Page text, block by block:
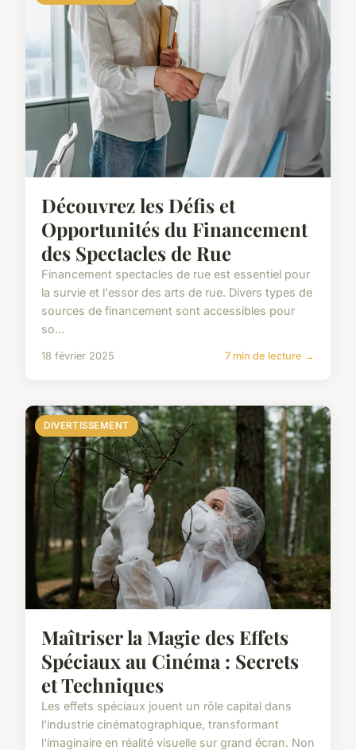
Découvrez les Défis et
Opportunités du Financement
des Spectacles de Rue
Financement spectacles de rue est essentiel pour
la survie et l'essor des arts de rue. Divers types de
sources de financement sont accessibles pour
so...
18 février 2025 7 min de lecture →
DIVERTISSEMENT
Maîtriser la Magie des Effets
Spéciaux au Cinéma : Secrets
et Techniques
Les effets spéciaux jouent un rôle capital dans
l'industrie cinématographique, transformant
l'imaginaire en réalité visuelle sur grand écran. Non